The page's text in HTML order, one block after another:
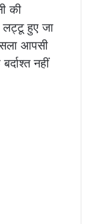
की
लट्टू हुए जा
आपसी
नहीं